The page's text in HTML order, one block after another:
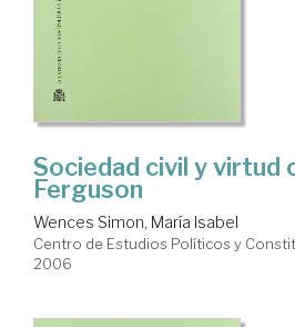
Sociedad civil y virtud
Ferguson
Wences Simon, María Isabel
Centro de Estudios Políticos y
2006